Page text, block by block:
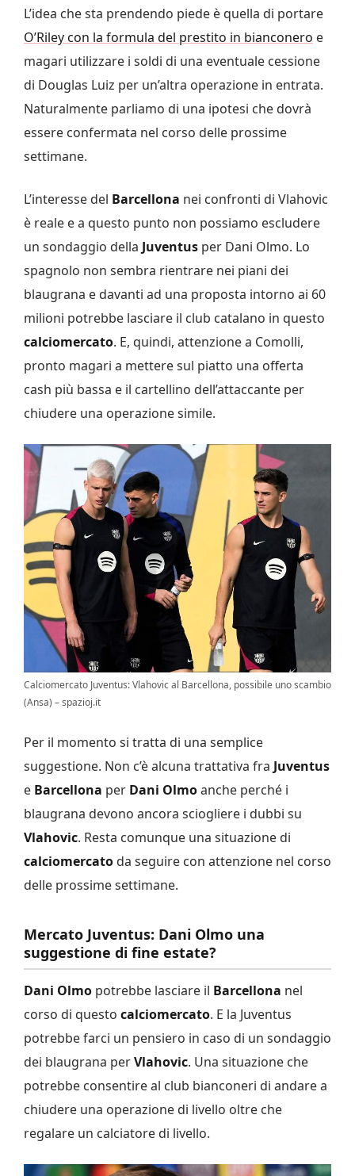
L’idea che sta prendendo piede è quella di portare
O’Riley con la formula del prestito in bianconero e
magari utilizzare i soldi di una eventuale cessione
di Douglas Luiz per un’altra operazione in entrata.
Naturalmente parliamo di una ipotesi che dovrà
essere confermata nel corso delle prossime
settimane.
L’interesse del Barcellona nei confronti di Vlahovic
è reale e a questo punto non possiamo escludere
un sondaggio della Juventus per Dani Olmo. Lo
spagnolo non sembra rientrare nei piani dei
blaugrana e davanti ad una proposta intorno ai 60
milioni potrebbe lasciare il club catalano in questo
calciomercato. E, quindi, attenzione a Comolli,
pronto magari a mettere sul piatto una offerta
cash più bassa e il cartellino dell’attaccante per
chiudere una operazione simile.
Calciomercato Juventus: Vlahovic al Barcellona, possibile uno scambio
(Ansa) – spazioj.it
Per il momento si tratta di una semplice
suggestione. Non c’è alcuna trattativa fra Juventus
e Barcellona per Dani Olmoanche perché i
blaugrana devono ancora sciogliere i dubbi su
Vlahovic. Resta comunque una situazione di
calciomercato da seguire con attenzione nel corso
delle prossime settimane.
Mercato Juventus: Dani Olmo una
suggestione di fine estate?
Dani Olmo potrebbe lasciare il Barcellona nel
corso di questo calciomercato. E la Juventus
potrebbe farci un pensiero in caso di un sondaggio
dei blaugrana perVlahovic. Una situazione che
potrebbe consentire al club bianconeri di andare a
chiudere una operazione di livello oltre che
regalare un calciatore di livello.